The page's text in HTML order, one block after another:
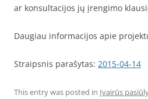
ar konsultacijos jų įrengimo
Daugiau informacijos apie
Straipsnis parašytas: 2015-04-14
This entry was posted in Įvairūs